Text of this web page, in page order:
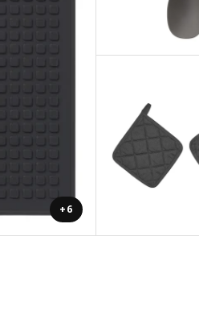
+6